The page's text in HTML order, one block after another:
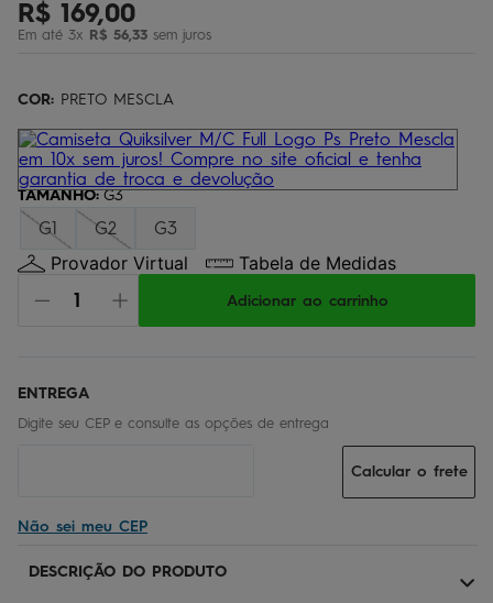
R$ 169,00
Em até 3x R$ 56,33 sem juros
COR: PRETO MESCLA
TAMANHO: G3
G1 G2 G3
Provador Virtual Tabela de Medidas
Adicionar ao carrinho
Não sei meu CEP
Calcular o frete
DESCRIÇÃO DO PRODUTO
º regata
7 º jaqueta
8º boardshort
9º chinelo
calça